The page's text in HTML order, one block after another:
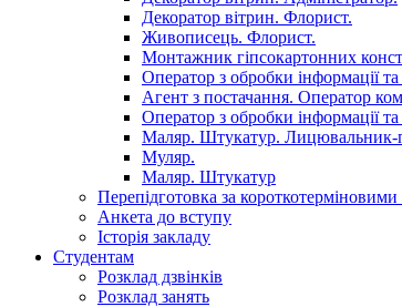
Декоратор вітрин. Флорист.
Живописець. Флорист.
Монтажник гіпсокартонних
Оператор з обробки інформації
Агент з постачання. Оператор
Оператор з обробки інформації
Маляр. Штукатур. Лицювальник-
Муляр.
Маляр. Штукатур
Перепідготовка за
Анкета до вступу
Історія закладу
Студентам
Розклад дзвінків
Розклад занять